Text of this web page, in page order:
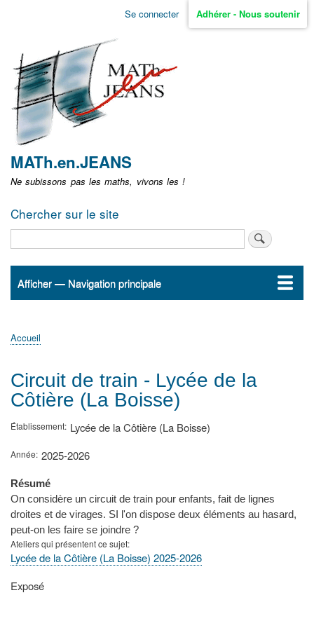
Aller
non
identifié
Se connecter Adhérer - Nous soutenir
MATh.en.JEANS
Ne subissons pas les maths, vivons les !
Chercher sur le site
Navigation
Afficher — Navigation principale
Accueil
ActualitésMATh.en.JEANS ?
Régions et Ateliers
Créer, gérer un atelier
Sujets/Publications
Congrès
d'Ariane
Accueil
Circuit de train - Lycée de la
Côtière (La Boisse)
Établissement Lycée de la Côtière (La Boisse)
Année 2025-2026
Résumé
On considère un circuit de train pour enfants, fait de lignes
droites et de virages. SI l'on dispose deux éléments au hasard,
peut-on les faire se joindre ?
Ateliers qui présentent ce sujet
Lycée de la Côtière (La Boisse) 2025-2026
Type
Exposé